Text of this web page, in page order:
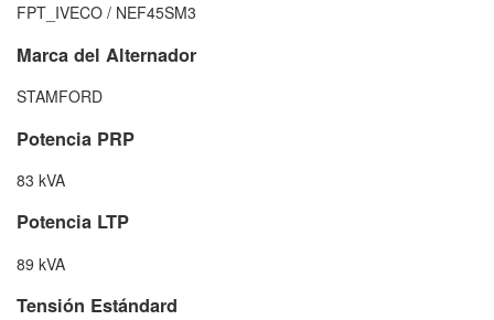
FPT_IVECO / NEF45SM3
Marca del Alternador
STAMFORD
Potencia PRP
83 kVA
Potencia LTP
89 kVA
Tensión Estándard